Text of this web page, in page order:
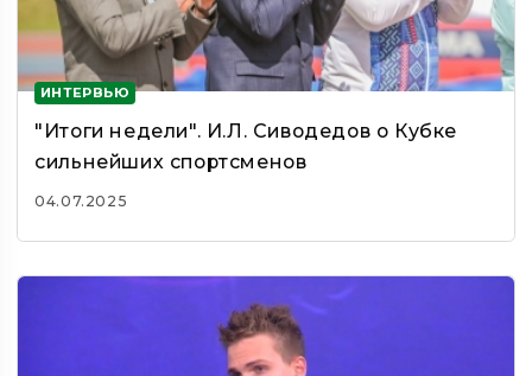
ИНТЕРВЬЮ
"Итоги недели". И.Л. Сиводедов о Кубке
сильнейших спортсменов
04.07.2025